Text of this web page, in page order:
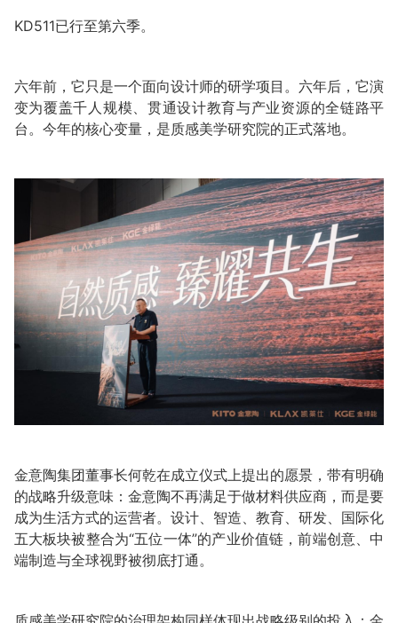
KD511已行至第六季。
六年前，它只是一个面向设计师的研学项目。六年后，它演
变为覆盖千人规模、贯通设计教育与产业资源的全链路平
台。今年的核心变量，是质感美学研究院的正式落地。
金意陶集团董事长何乾在成立仪式上提出的愿景，带有明确
的战略升级意味：金意陶不再满足于做材料供应商，而是要
成为生活方式的运营者。设计、智造、教育、研发、国际化
五大板块被整合为“五位一体”的产业价值链，前端创意、中
端制造与全球视野被彻底打通。